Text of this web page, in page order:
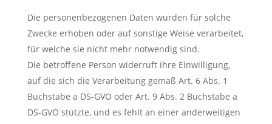
Die personenbezogenen Daten wurden für solche
Zwecke erhoben oder auf sonstige Weise verarbeitet,
für welche sie nicht mehr notwendig sind.
Die betroffene Person widerruft ihre Einwilligung,
auf die sich die Verarbeitung gemäß Art. 6 Abs. 1
Buchstabe a DS-GVO oder Art. 9 Abs. 2 Buchstabe a
DS-GVO stützte, und es fehlt an einer anderweitigen